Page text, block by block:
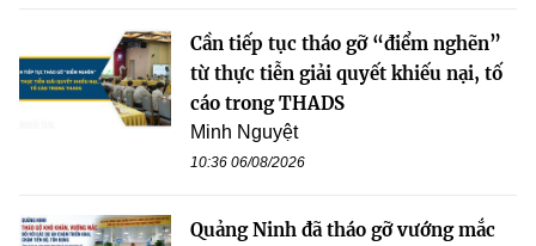
Cần tiếp tục tháo gỡ “điểm nghẽn”
từ thực tiễn giải quyết khiếu nại, tố
cáo trong THADS
Minh Nguyệt
10:36 06/08/2026
Quảng Ninh đã tháo gỡ vướng mắc